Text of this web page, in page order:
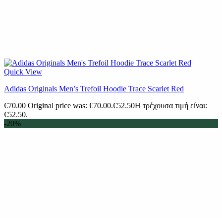
Quick View
Adidas Originals Men’s Trefoil Hoodie Trace Scarlet Red
€70.00 Original price was: €70.00.€52.50Η τρέχουσα τιμή είναι:
€52.50.
-20%